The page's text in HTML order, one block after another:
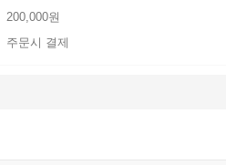
200,000원
주문시 결제